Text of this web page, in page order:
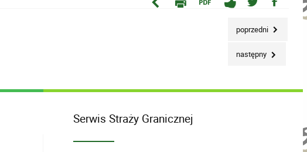
poprzedni
następny
Serwis Straży Granicznej